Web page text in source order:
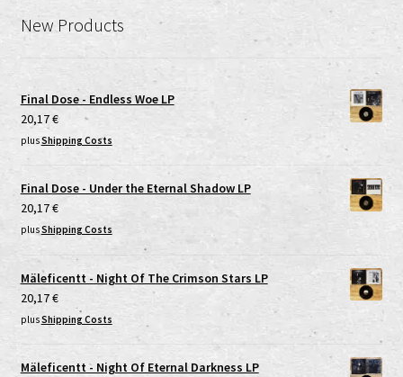
New Products
Final Dose - Endless Woe LP
20,17€
plusShipping Costs
Final Dose - Under the Eternal Shadow LP
20,17€
plusShipping Costs
Mäleficentt - Night Of The Crimson Stars LP
20,17€
plusShipping Costs
Mäleficentt - Night Of Eternal Darkness LP